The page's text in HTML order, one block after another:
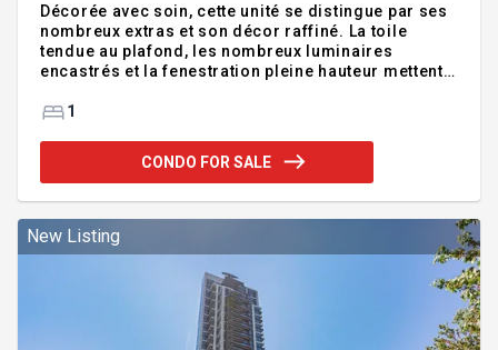
Décorée avec soin, cette unité se distingue par ses
nombreux extras et son décor raffiné. La toile
tendue au plafond, les nombreux luminaires
encastrés et la fenestration pleine hauteur mettent
centre-ville. Sa configuration optimisée offre une
de lavage indépendante ainsi que plusieurs
espaces de rangement. L'unité comprend
digne d'un hôtel, avec des commodités haut de
gamme, à 4 minutes à pied
1
CONDO FOR SALE
New Listing